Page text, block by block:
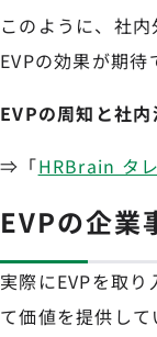
このように、社
EVPの効果が期待
EVPの周知と社内
⇒「HRBrain タ
EVPの企業
実際にEVPを取
て価値を提供し